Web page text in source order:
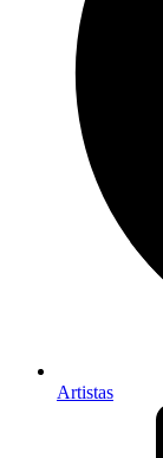
Artistas